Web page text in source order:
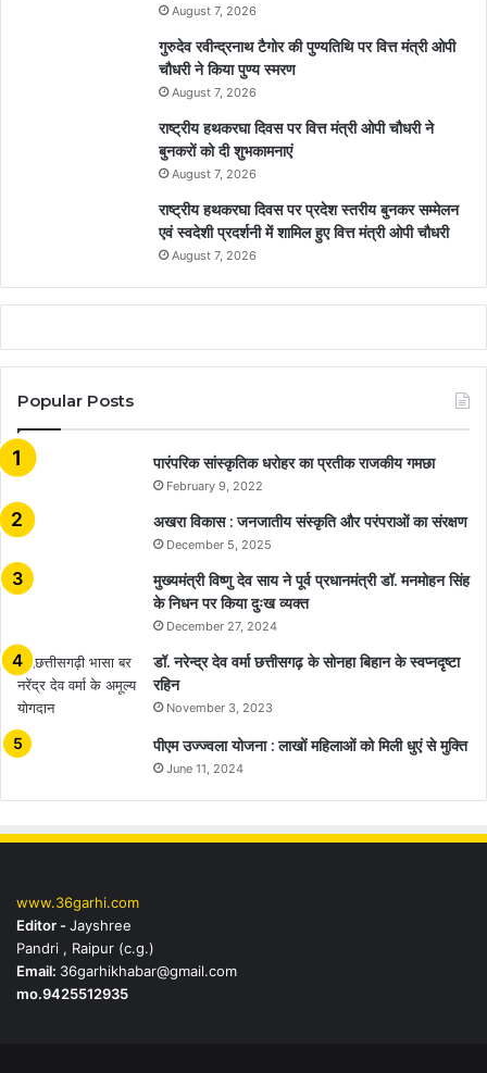
August 7, 2026
गुरुदेव रवीन्द्रनाथ टैगोर की पुण्यतिथि पर वित्त मंत्री ओपी
चौधरी ने किया पुण्य स्मरण
August 7, 2026
राष्ट्रीय हथकरघा दिवस पर वित्त मंत्री ओपी चौधरी ने
बुनकरों को दी शुभकामनाएं
August 7, 2026
राष्ट्रीय हथकरघा दिवस पर प्रदेश स्तरीय बुनकर सम्मेलन
एवं स्वदेशी प्रदर्शनी में शामिल हुए वित्त मंत्री ओपी चौधरी
August 7, 2026
Popular Posts
​​​​​​​पारंपरिक सांस्कृतिक धरोहर का प्रतीक राजकीय गमछा
February 9, 2022
अखरा विकास : जनजातीय संस्कृति और परंपराओं का संरक्षण
December 5, 2025
मुख्यमंत्री विष्णु देव साय ने पूर्व प्रधानमंत्री डॉ. मनमोहन सिंह
के निधन पर किया दुःख व्यक्त
December 27, 2024
डॉ. नरेन्द्र देव वर्मा छत्तीसगढ़ के सोनहा बिहान के स्वप्नदृष्टा
रहिन
November 3, 2023
पीएम उज्ज्वला योजना : लाखों महिलाओं को मिली धुएं से मुक्ति
June 11, 2024
www.36garhi.com
Editor -Jayshree
Pandri , Raipur (c.g.)
Email: 36garhikhabar@gmail.com
mo.9425512935